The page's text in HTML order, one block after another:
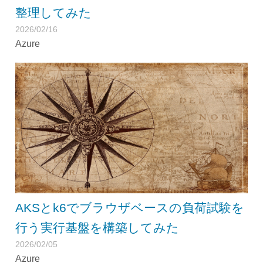
整理してみた
2026/02/16
Azure
AKSとk6でブラウザベースの負荷試験を
行う実行基盤を構築してみた
2026/02/05
Azure